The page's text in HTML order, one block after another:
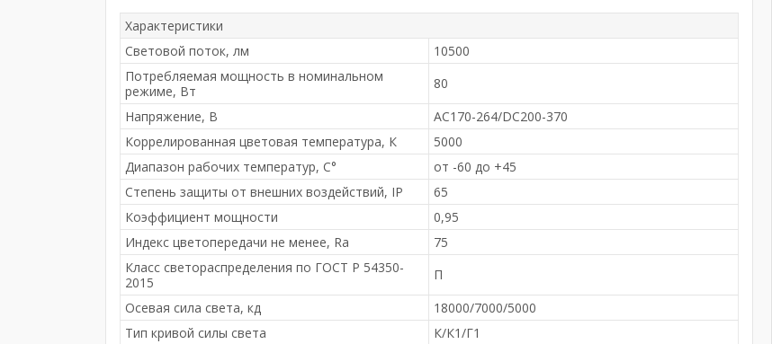
Характеристики
Световой поток, лм
10500
Потребляемая мощность в номинальном
режиме, Вт
80
Напряжение, В
AC170-264/DC200-370
Коррелированная цветовая температура, К
5000
Диапазон рабочих температур, С°
от -60 до +45
Степень защиты от внешних воздействий, IP
65
Коэффициент мощности
0,95
Индекс цветопередачи не менее, Ra
75
Класс светораспределения по ГОСТ Р 54350-
2015
П
Осевая сила света, кд
18000/7000/5000
Тип кривой силы света
К/К1/Г1